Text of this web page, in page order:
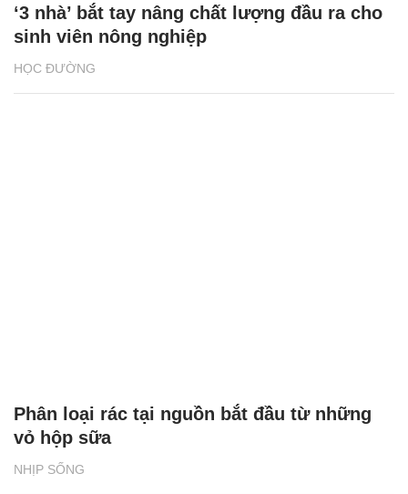
HỌC ĐƯỜNG
‘3 nhà’ bắt tay nâng chất lượng đầu ra cho
sinh viên nông nghiệp
NHỊP SỐNG
Phân loại rác tại nguồn bắt đầu từ những
vỏ hộp sữa